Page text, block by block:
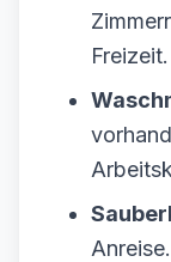
Freizeit.